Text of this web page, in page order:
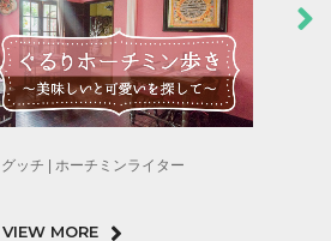
グッチ | ホーチミンライター
VIEW MORE